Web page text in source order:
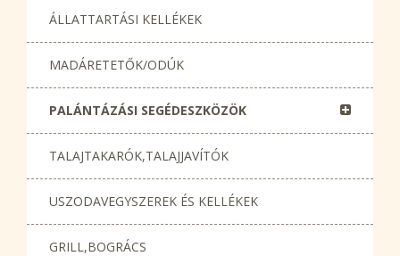
ÁLLATTARTÁSI KELLÉKEK
MADÁRETETŐK/ODÚK
PALÁNTÁZÁSI SEGÉDESZKÖZÖK
TALAJTAKARÓK,TALAJJAVÍTÓK
USZODAVEGYSZEREK ÉS KELLÉKEK
GRILL,BOGRÁCS